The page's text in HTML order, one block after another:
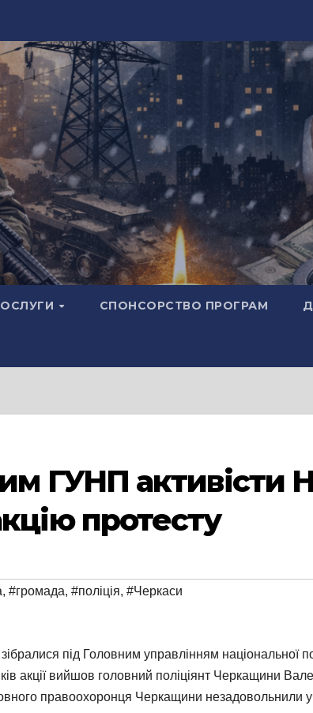
СПОНСОРСТВО ПРОГРАМ
ГУНП активісти
протесту
, #громада, #поліція, #Черкаси
під Головним управлінням національної
акції вийшов головний поліціянт Черкащини
правоохоронця Черкащини незадовольнили